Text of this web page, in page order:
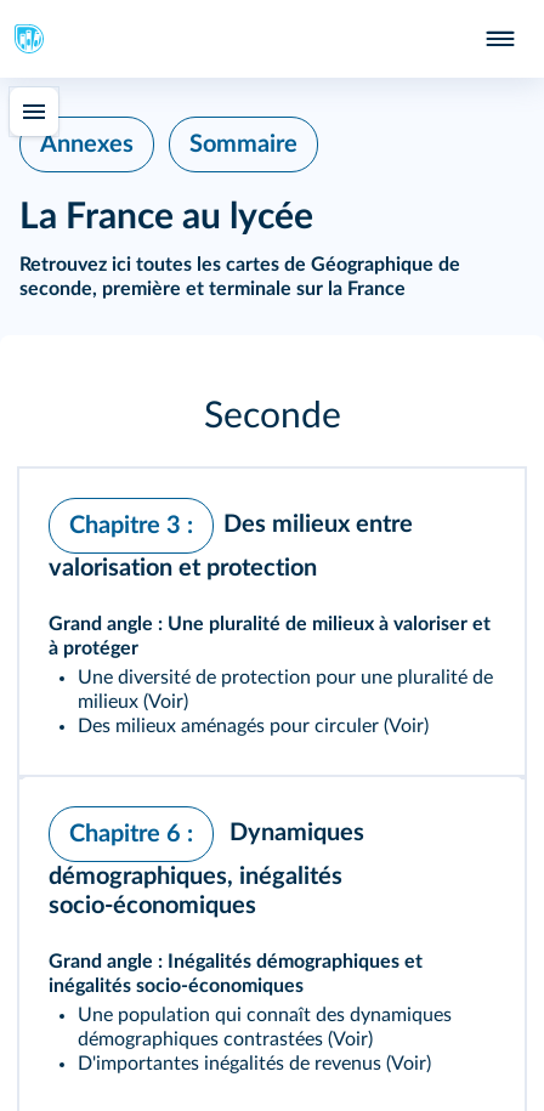
Annexes Sommaire
La France au lycée
Retrouvez ici toutes les cartes de Géographique de
seconde, première et terminale sur la France
Seconde
Chapitre 3 :
Des milieux entre
valorisation et protection
Grand angle : Une pluralité de milieux à valoriser et
à protéger
Une diversité de protection pour une pluralité de
milieux (Voir)
Des milieux aménagés pour circuler (Voir)
Chapitre 6 :
Dynamiques
démographiques, inégalités
socio‑économiques
Grand angle : Inégalités démographiques et
inégalités socio-économiques
Une population qui connaît des dynamiques
démographiques contrastées (Voir)
D'importantes inégalités de revenus (Voir)